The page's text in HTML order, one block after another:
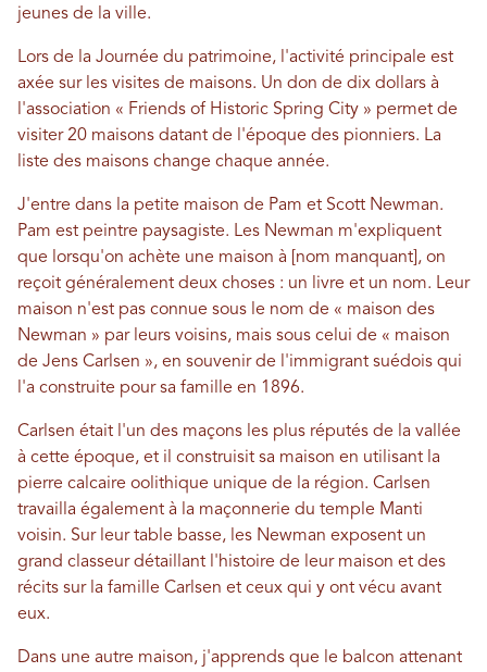
jeunes de la ville.
Lors de la Journée du patrimoine, l'activité principale est
axée sur les visites de maisons. Un don de dix dollars à
l'association « Friends of Historic Spring City » permet de
visiter 20 maisons datant de l'époque des pionniers. La
liste des maisons change chaque année.
J'entre dans la petite maison de Pam et Scott Newman.
Pam est peintre paysagiste. Les Newman m'expliquent
que lorsqu'on achète une maison à [nom manquant], on
reçoit généralement deux choses : un livre et un nom. Leur
maison n'est pas connue sous le nom de « maison des
Newman » par leurs voisins, mais sous celui de « maison
de Jens Carlsen », en souvenir de l'immigrant suédois qui
l'a construite pour sa famille en 1896.
Carlsen était l'un des maçons les plus réputés de la vallée
à cette époque, et il construisit sa maison en utilisant la
pierre calcaire oolithique unique de la région. Carlsen
travailla également à la maçonnerie du temple Manti
voisin. Sur leur table basse, les Newman exposent un
grand classeur détaillant l'histoire de leur maison et des
récits sur la famille Carlsen et ceux qui y ont vécu avant
eux.
Dans une autre maison, j'apprends que le balcon attenant